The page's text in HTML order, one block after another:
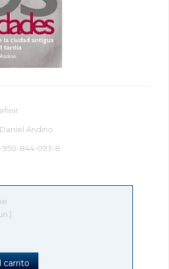
Andino
950-844-093-8
carrito